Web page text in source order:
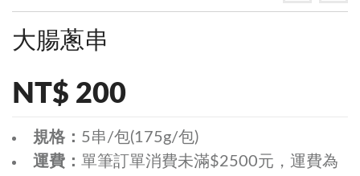
大腸蔥串
NT$ 200
規格： 5串/包(175g/包)
運費： 單筆訂單消費未滿$2500元，運費為